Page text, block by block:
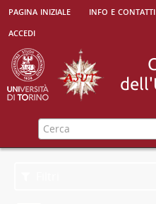
pagina iniziale info e contatti
accedi